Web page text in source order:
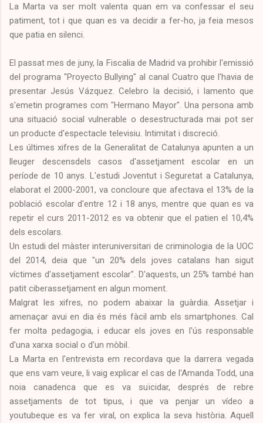
La Marta va ser molt valenta quan em va confessar el seu
patiment, tot i que quan es va decidir a fer-ho, ja feia mesos
que patia en silenci.
El passat mes de juny, la Fiscalia de Madrid va prohibir l'emissió
del programa "Proyecto Bullying" al canal Cuatro que l'havia de
presentar Jesús Vázquez. Celebro la decisió, i lamento que
s'emetin programes com "Hermano Mayor". Una persona amb
una situació social vulnerable o desestructurada mai pot ser
un producte d'espectacle televisiu. Intimitat i discreció.
Les últimes xifres de la Generalitat de Catalunya apunten a un
lleuger descensdels casos d'assetjament escolar en un
període de 10 anys. L'estudi Joventut i Seguretat a Catalunya,
elaborat el 2000-2001, va concloure que afectava el 13% de la
població escolar d'entre 12 i 18 anys, mentre que quan es va
repetir el curs 2011-2012 es va obtenir que el patien el 10,4%
dels escolars.
Un estudi del màster interuniversitari de criminologia de la UOC
del 2014, deia que "un 20% dels joves catalans han sigut
víctimes d'assetjament escolar". D'aquests, un 25% també han
patit ciberassetjament en algun moment.
Malgrat les xifres, no podem abaixar la guàrdia. Assetjar i
amenaçar avui en dia és més fàcil amb els smartphones. Cal
fer molta pedagogia, i educar els joves en l'ús responsable
d'una xarxa social o d'un mòbil.
La Marta en l'entrevista em recordava que la darrera vegada
que ens vam veure, li vaig explicar el cas de l'Amanda Todd, una
noia canadenca que es va suïcidar, després de rebre
assetjaments de tot tipus, i que va penjar un vídeo a
youtubeque es va fer viral, on explica la seva història. Aquell